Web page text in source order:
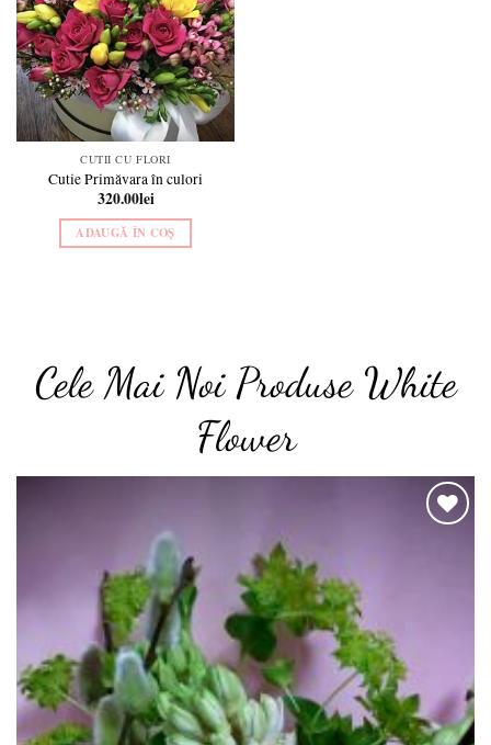
CUTII CU FLORI
Cutie Primăvara în culori
320.00lei
ADAUGĂ ÎN COȘ
Cele Mai Noi Produse White
Flower